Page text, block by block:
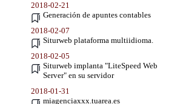
2018-02-21
Generación de apuntes contables
2018-02-07
Siturweb plataforma multiidioma.
2018-02-05
Siturweb implanta "LiteSpeed Web
Server" en su servidor
2018-01-31
miagenciaxxx.tuarea.es